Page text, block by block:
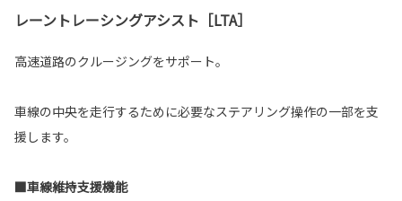
レーントレーシングアシスト［LTA］
高速道路のクルージングをサポート。
車線の中央を走行するために必要なステアリング操作の一部を支
援します。
■車線維持支援機能